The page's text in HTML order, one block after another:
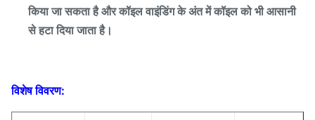
किया जा सकता है और कॉइल वाइंडिंग के अंत में कॉइल को भी आसानी
से हटा दिया जाता है।
विशेष विवरण: